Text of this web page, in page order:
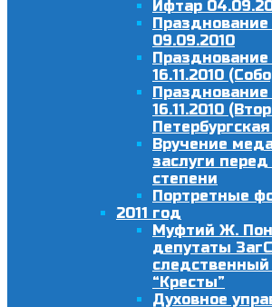
Ифтар
09.09.2010
16.11.2010
16.11.2010
Вручение
заслуги
степени
Портретные
2011 год
Муфтий Ж.
депутаты
“Кресты”
Духовное